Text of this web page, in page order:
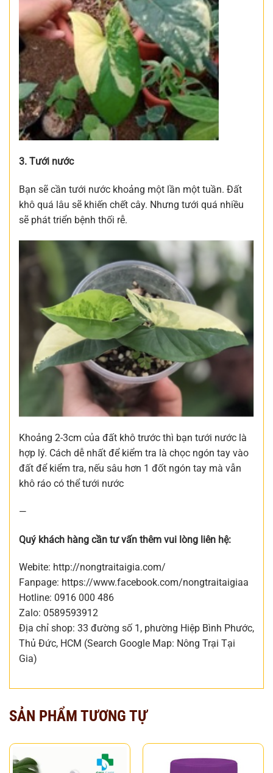
3. Tưới nước
Bạn sẽ cần tưới nước khoảng một lần một tuần. Đất
khô quá lâu sẽ khiến chết cây. Nhưng tưới quá nhiều
sẽ phát triển bệnh thối rễ.
Khoảng 2-3cm của đất khô trước thì bạn tưới nước là
hợp lý. Cách dễ nhất để kiểm tra là chọc ngón tay vào
đất để kiểm tra, nếu sâu hơn 1 đốt ngón tay mà vẫn
khô ráo có thể tưới nước
—
Quý khách hàng cần tư vấn thêm vui lòng liên hệ:
Webite: http://nongtraitaigia.com/
Fanpage: https://www.facebook.com/nongtraitaigiaa
Hotline: 0916 000 486
Zalo: 0589593912
Địa chỉ shop: 33 đường số 1, phường Hiệp Bình Phước,
Thủ Đức, HCM (Search Google Map: Nông Trại Tại
Gia)
SẢN PHẨM TƯƠNG TỰ